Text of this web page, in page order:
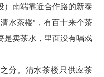
）南端靠近合作路的新泰
水茶楼”，有百十来个茶
是卖茶水，里面没有唱戏
分。清水茶楼只供应茶